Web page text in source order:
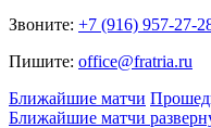
Звоните: +7 (916) 957-27-
Пишите: office@fratria.ru
Ближайшие матчи
Ближайшие матчи